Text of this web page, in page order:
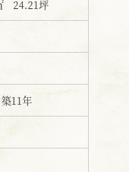
24.21坪
11年